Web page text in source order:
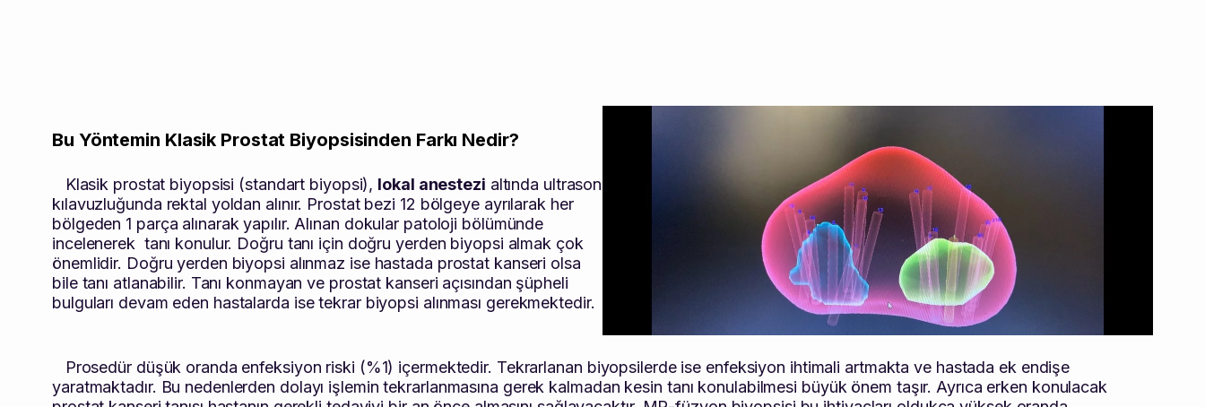
Bu Yöntemin Klasik Prostat Biyopsisinden Farkı Nedir?
Klasik prostat biyopsisi (standart biyopsi), lokal anestezi altında ultrason
kılavuzluğunda rektal yoldan alınır. Prostat bezi 12 bölgeye ayrılarak her
bölgeden 1 parça alınarak yapılır. Alınan dokular patoloji bölümünde
incelenerek tanı konulur. Doğru tanı için doğru yerden biyopsi almak çok
önemlidir. Doğru yerden biyopsi alınmaz ise hastada prostat kanseri olsa
bile tanı atlanabilir. Tanı konmayan ve prostat kanseri açısından şüpheli
bulguları devam eden hastalarda ise tekrar biyopsi alınması gerekmektedir.
Prosedür düşük oranda enfeksiyon riski (%1) içermektedir. Tekrarlanan biyopsilerde ise enfeksiyon ihtimali artmakta ve hastada ek endişe
yaratmaktadır. Bu nedenlerden dolayı işlemin tekrarlanmasına gerek kalmadan kesin tanı konulabilmesi büyük önem taşır. Ayrıca erken konulacak